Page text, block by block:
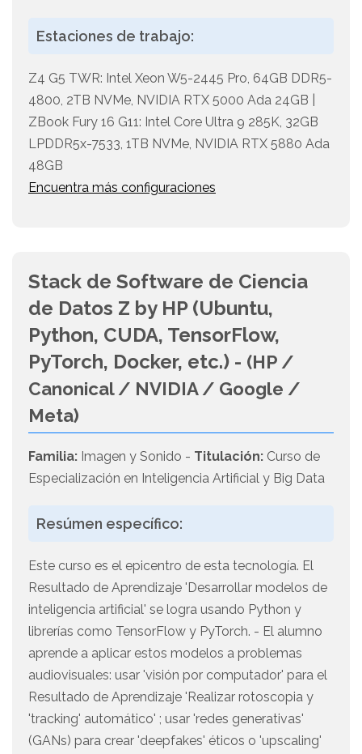
Estaciones de trabajo:
Z4 G5 TWR: Intel Xeon W5-2445 Pro, 64GB DDR5-
4800, 2TB NVMe, NVIDIA RTX 5000 Ada 24GB |
ZBook Fury 16 G11: Intel Core Ultra 9 285K, 32GB
LPDDR5x-7533, 1TB NVMe, NVIDIA RTX 5880 Ada
48GB
Encuentra más configuraciones
Stack de Software de Ciencia
de Datos Z by HP (Ubuntu,
Python, CUDA, TensorFlow,
PyTorch, Docker, etc.) - (HP /
Canonical / NVIDIA / Google /
Meta)
Familia: Imagen y Sonido - Titulación: Curso de
Especialización en Inteligencia Artificial y Big Data
Resúmen específico:
Este curso es el epicentro de esta tecnología. El
Resultado de Aprendizaje 'Desarrollar modelos de
inteligencia artificial' se logra usando Python y
librerías como TensorFlow y PyTorch. - El alumno
aprende a aplicar estos modelos a problemas
audiovisuales: usar 'visión por computador' para el
Resultado de Aprendizaje 'Realizar rotoscopia y
'tracking' automático' ; usar 'redes generativas'
(GANs) para crear 'deepfakes' éticos o 'upscaling'